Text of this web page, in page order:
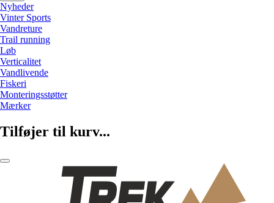
Nyheder
Vinter Sports
Vandreture
Trail running
Løb
Verticalitet
Vandlivende
Fiskeri
Monteringsstøtter
Mærker
Tilføjer til kurv...